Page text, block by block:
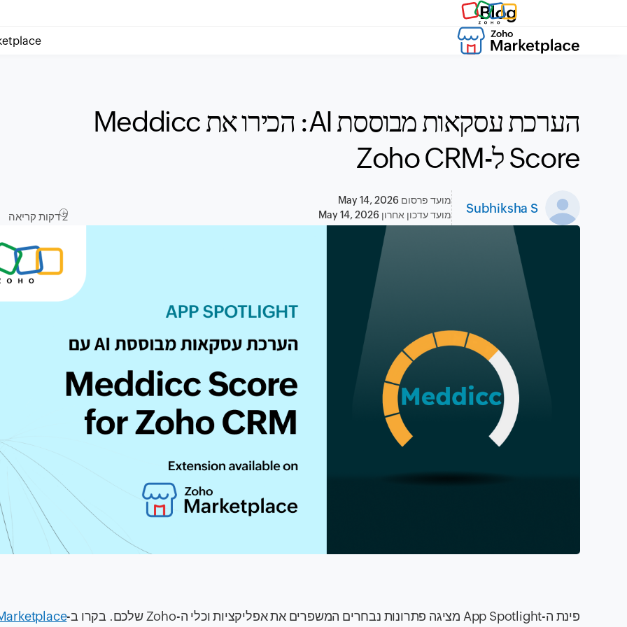
Blog
הערכת עסקאות מבוססת AI: הכירו את Meddicc
Score ל-Zoho CRM
Subhiksha S
מועד פרסוםMay 14, 2026
מועד עדכון אחרוןMay 14, 2026 2 דקות קריאה
פינת ה-App Spotlight מציגה פתרונות נבחרים המשפרים את אפליקציות וכלי ה-Zoho שלכם. בקרו ב-